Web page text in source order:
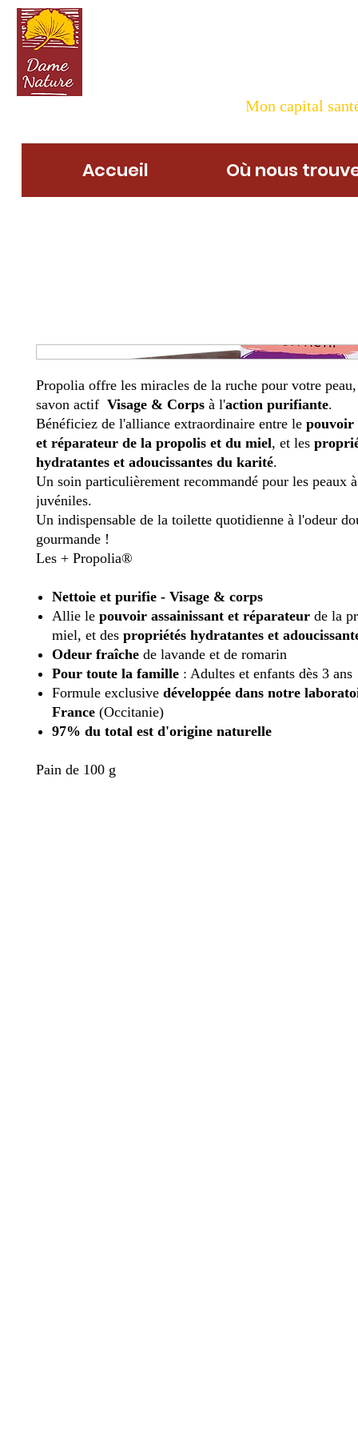
Mon capital
Accueil Où nous
Propolia offre les miracles de la ruche pour votre peau,
savon actif Visage & Corps à l'action purifiante.
Bénéficiez de l'alliance extraordinaire entre le pouvoir
et réparateur de la propolis et du miel, et les
hydratantes et adoucissantes du karité.
Un soin particulièrement recommandé pour les peaux
juvéniles.
Un indispensable de la toilette quotidienne à l'odeur
gourmande !
Les + Propolia®
Nettoie et purifie - Visage & corps
Allie le pouvoir assainissant et réparateur de la
miel, et des propriétés hydratantes et
Odeur fraîche de lavande et de romarin
Pour toute la famille : Adultes et enfants dès 3 ans
Formule exclusive développée dans notre
France (Occitanie)
97% du total est d'origine naturelle
Pain de 100 g